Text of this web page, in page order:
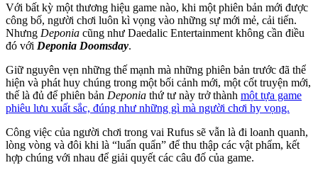
Với bất kỳ một thương hiệu game nào, khi một phiên bản mới được
công bố, người chơi luôn kì vọng vào những sự mới mẻ, cải tiến.
Nhưng Deponia cũng như Daedalic Entertainment không cần điều
đó với Deponia Doomsday.
Giữ nguyên vẹn những thế mạnh mà những phiên bản trước đã thể
hiện và phát huy chúng trong một bối cảnh mới, một cốt truyện mới,
thế là đủ để phiên bản Deponia thứ tư này trở thành một tựa game
phiêu lưu xuất sắc, đúng như những gì mà người chơi hy vọng.
Công việc của người chơi trong vai Rufus sẽ vẫn là đi loanh quanh,
lòng vòng và đôi khi là “luẩn quẩn” để thu thập các vật phẩm, kết
hợp chúng với nhau để giải quyết các câu đố của game.